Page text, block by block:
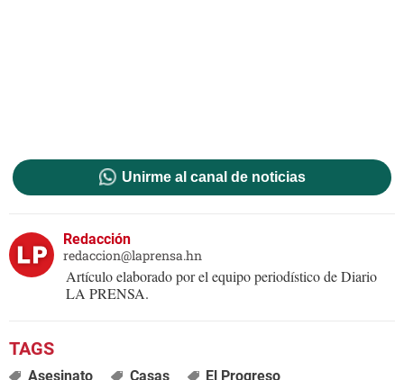
Unirme al canal de noticias
Redacción
redaccion@laprensa.hn
Artículo elaborado por el equipo periodístico de Diario
LA PRENSA.
Asesinato Casas El Progreso